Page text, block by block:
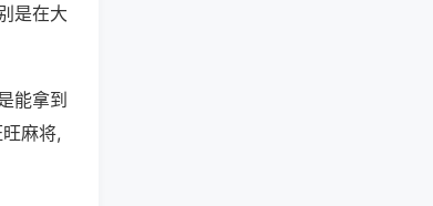
是在大
能拿到
麻将,